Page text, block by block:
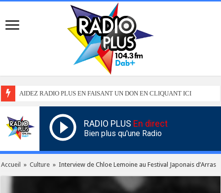
AIDEZ RADIO PLUS EN FAISANT UN DON EN CLIQUANT ICI
RADIO PLUS En direct
Bien plus qu'une Radio
Accueil » Culture » Interview de Chloe Lemoine au Festival Japonais d’Arras